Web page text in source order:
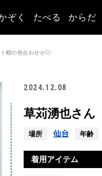
ぞく たべる からだ
帽の色合わせが◎
2024.12.08
草苅湧也さん
場所 仙台 年齢
着用アイテム